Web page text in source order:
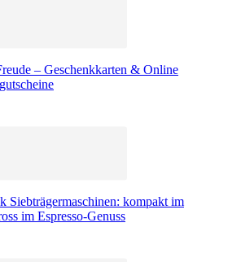
– Geschenkkarten & Online
Siebträgermaschinen: kompakt im
im Espresso-Genuss